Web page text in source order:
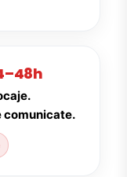
comunicate.